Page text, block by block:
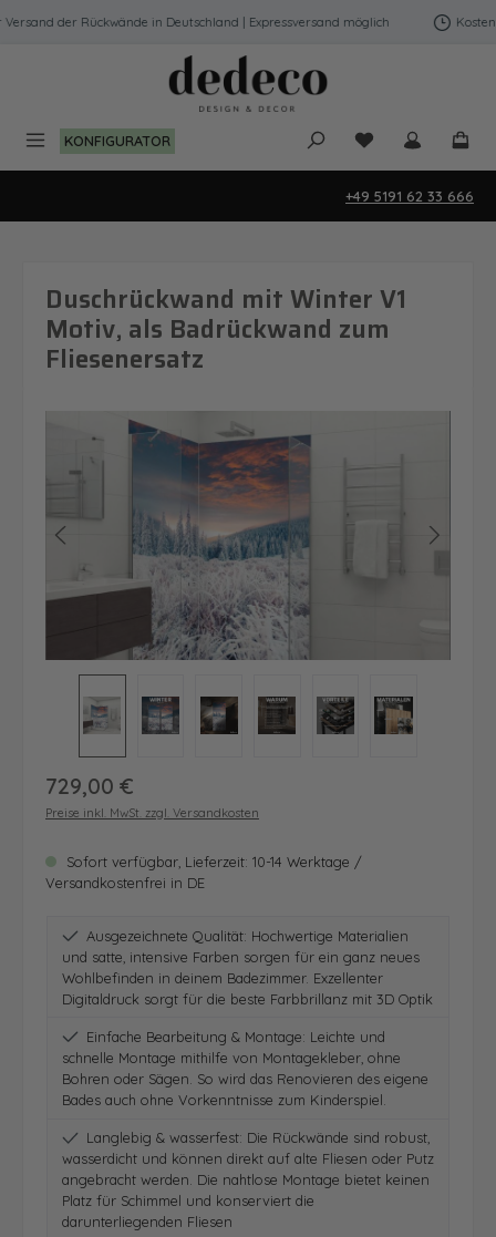
Zum Hauptinhalt springen
der Rückwände in Deutschland | Expressversand möglich
KONFIGURATOR Du hast 0
+49 5191 62 33 666
Duschrückwand mit Winter V1
Motiv, als Badrückwand zum
Fliesenersatz
Bildergalerie überspringen
Regulärer Preis:
729,00 €
Preise inkl. MwSt. zzgl. Versandkosten
Sofort verfügbar, Lieferzeit: 10-14 Werktage /
Versandkostenfrei in DE
Ausgezeichnete Qualität: Hochwertige Materialien
und satte, intensive Farben sorgen für ein ganz neues
Wohlbefinden in deinem Badezimmer. Exzellenter
Digitaldruck sorgt für die beste Farbbrillanz mit 3D Optik
Einfache Bearbeitung & Montage: Leichte und
schnelle Montage mithilfe von Montagekleber, ohne
Bohren oder Sägen. So wird das Renovieren des eigene
Bades auch ohne Vorkenntnisse zum Kinderspiel.
Langlebig & wasserfest: Die Rückwände sind robust,
wasserdicht und können direkt auf alte Fliesen oder Putz
angebracht werden. Die nahtlose Montage bietet keinen
Platz für Schimmel und konserviert die
darunterliegenden Fliesen